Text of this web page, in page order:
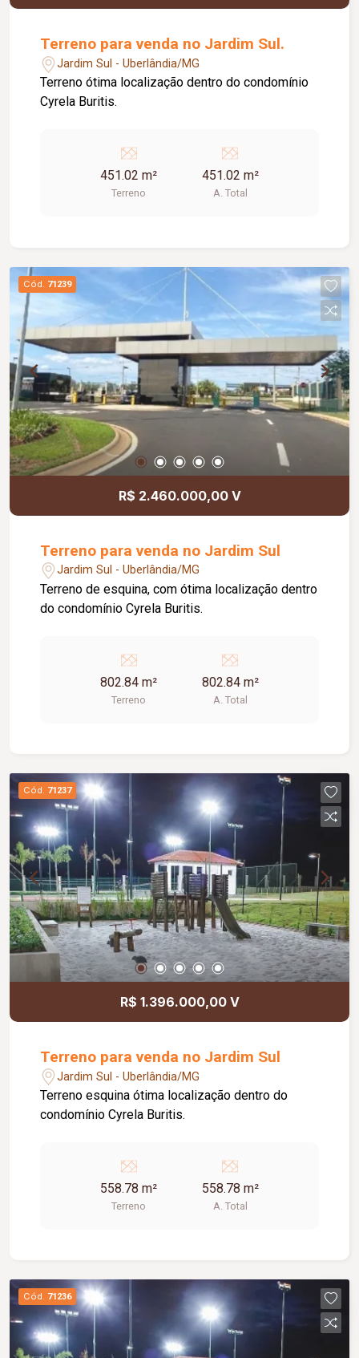
Terreno para venda no Jardim Sul.
Jardim Sul - Uberlândia/MG
Terreno ótima localização dentro do condomínio
Cyrela Buritis.
451.02 m²
Terreno
451.02 m²
A. Total
Cód. 71239
R$ 2.460.000,00 V
Terreno para venda no Jardim Sul
Jardim Sul - Uberlândia/MG
Terreno de esquina, com ótima localização dentro
do condomínio Cyrela Buritis.
802.84 m²
Terreno
802.84 m²
A. Total
Cód. 71237
R$ 1.396.000,00 V
Terreno para venda no Jardim Sul
Jardim Sul - Uberlândia/MG
Terreno esquina ótima localização dentro do
condomínio Cyrela Buritis.
558.78 m²
Terreno
558.78 m²
A. Total
Cód. 71236